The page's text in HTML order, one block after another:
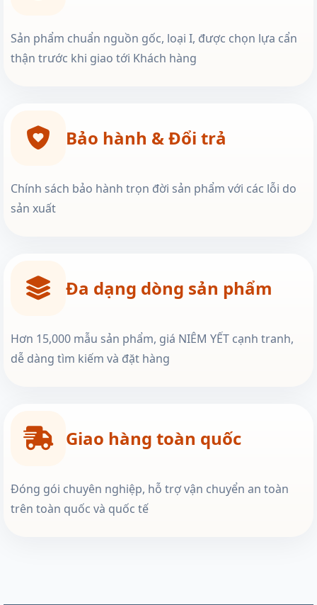
Sản phẩm chuẩn nguồn gốc, loại I, được chọn lựa cẩn
thận trước khi giao tới Khách hàng
Bảo hành & Đổi trả
Chính sách bảo hành trọn đời sản phẩm với các lỗi do
sản xuất
Đa dạng dòng sản phẩm
Hơn 15,000 mẫu sản phẩm, giá NIÊM YẾT cạnh tranh,
dễ dàng tìm kiếm và đặt hàng
Giao hàng toàn quốc
Đóng gói chuyên nghiệp, hỗ trợ vận chuyển an toàn
trên toàn quốc và quốc tế